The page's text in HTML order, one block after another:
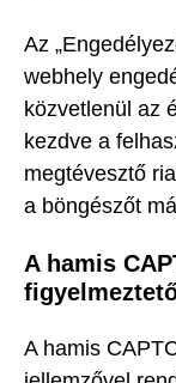
Az
webhely
közvetlenül az
kezdve a
megtévesztő
a böngészőt
A hamis
A hamis